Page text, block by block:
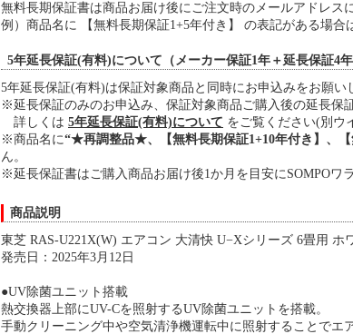
無料長期保証書は商品お届け後にご注文時のメールアドレス
例）商品名に 【無料長期保証1+5年付き】 の表記がある場合
5年延長保証(有料)について（メーカー保証1年＋延長保証4年
5年延長保証(有料)は保証対象商品と同時にお申込みをお願い
※延長保証のみのお申込み、保証対象商品ご購入後の延長保
詳しくは 5年延長保証(有料)について をご覧ください(別ウ
※商品名に“★再調整品★、【無料長期保証1+10年付き】、
ん。
※延長保証書はご購入商品お届け後1か月を目安にSOMPOワ
商品説明
東芝 RAS-U221X(W) エアコン 大清快 U−Xシリーズ 6畳用 ホ
発売日：2025年3月12日
●UV除菌ユニット搭載
熱交換器上部にUV-Cを照射するUV除菌ユニットを搭載。
手動クリーニング中や空気清浄機運転中に照射することでエ